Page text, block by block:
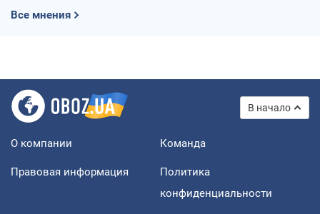
Все мнения
В начало
О компании Команда
Правовая информация
Политика
конфиденциальности